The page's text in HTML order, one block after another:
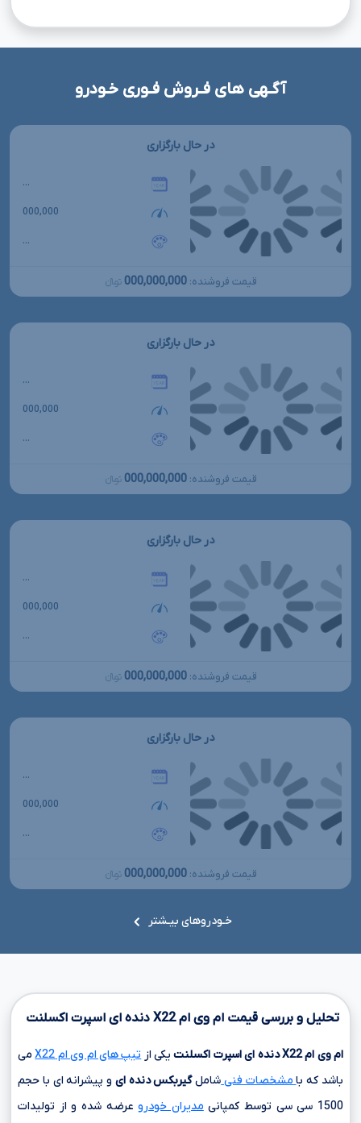
آگـهی های فـروش فـوری خـودرو
در حال بارگزاری
...
000,000
...
قیمت فروشنده: 000,000,000 تومانءءء
در حال بارگزاری
...
000,000
...
قیمت فروشنده: 000,000,000 تومانءءء
در حال بارگزاری
...
000,000
...
قیمت فروشنده: 000,000,000 تومانءءء
در حال بارگزاری
...
000,000
...
قیمت فروشنده: 000,000,000 تومانءءء
خـودروهای بیـشتر
تحلیل و بررسی قیمت ام وی امX22 دنده ای اسپرت اکسلنت
ام وی امX22دنده ای اسپرت اکسلنتیکی از تیپ های ام وی ام X22
می
باشد که بامشخصات فنی شاملگیربکس دنده ای و پیشرانه ای با حجم
1500 سی سی
توسط کمپانی مدیران خودروعرضه شده و از تولیدات